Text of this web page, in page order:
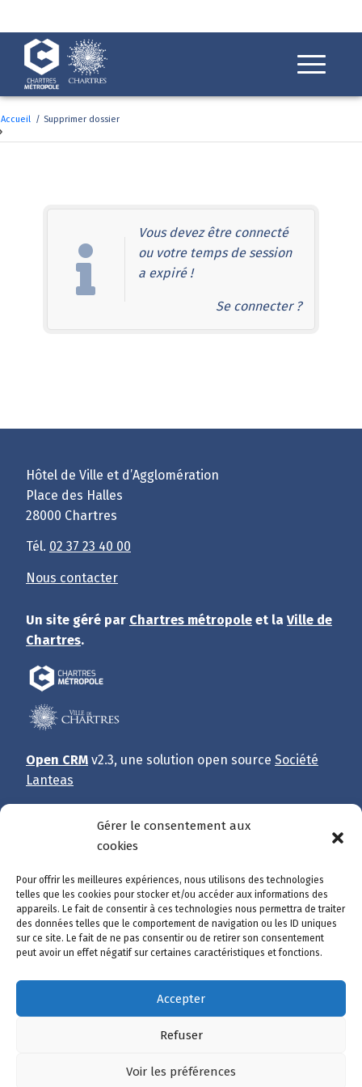
de
chat
Accueil / Supprimer dossier
Supprimer dossier
Vous devez être connecté
ou votre temps de session
a expiré !
Se connecter ?
Hôtel de Ville et d’Agglomération
Place des Halles
28000 Chartres
Tél. 02 37 23 40 00
Nous contacter
Un site géré par Chartres métropole et la Ville de
Chartres.
Open CRM v2.3, une solution open source Société
Lanteas
Vous avez rencontré une difficulté ou repéré une
Dites-nous tout !
Et merci de participer à l’amélioration du site.
Catalogue des démarches
Gérer le consentement aux
cookies
Pour offrir les meilleures expériences, nous utilisons des technologies
telles que les cookies pour stocker et/ou accéder aux informations des
appareils. Le fait de consentir à ces technologies nous permettra de traiter
des données telles que le comportement de navigation ou les ID uniques
sur ce site. Le fait de ne pas consentir ou de retirer son consentement
peut avoir un effet négatif sur certaines caractéristiques et fonctions.
Accepter
Refuser
Voir les préférences